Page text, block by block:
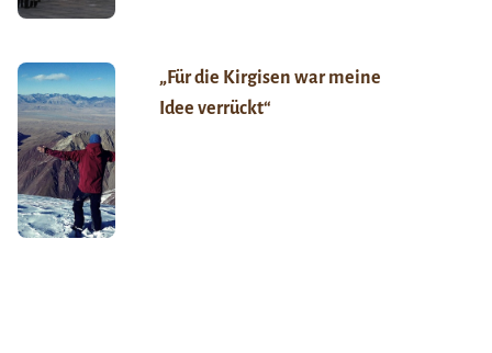
„Für die Kirgisen war meine
Idee verrückt“